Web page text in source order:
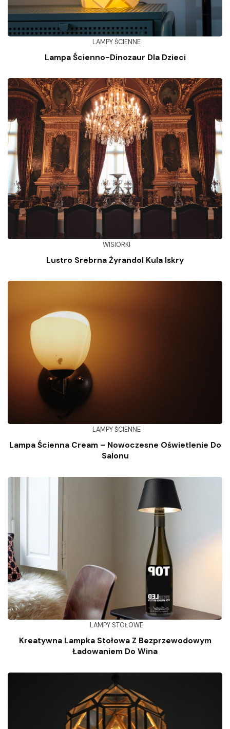
LAMPY ŚCIENNE
Lampa Ścienno-Dinozaur Dla Dzieci
WISIORKI
Lustro Srebrna Żyrandol Kula Iskry
LAMPY ŚCIENNE
Lampa Ścienna Cream – Nowoczesne Oświetlenie Do
Salonu
LAMPY STOŁOWE
Kreatywna Lampka Stołowa Z Bezprzewodowym
Ładowaniem Do Wina